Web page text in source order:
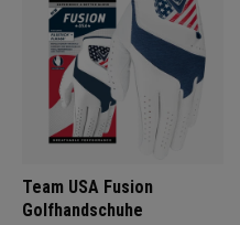
Team USA Fusion
Golfhandschuhe